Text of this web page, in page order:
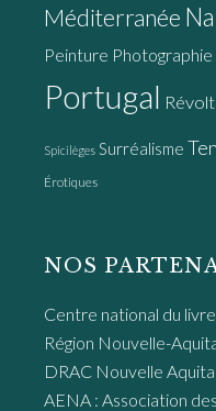
Méditerranée
Peinture Photographie
Portugal
Spicilèges Surréalisme
Érotiques
NOS
Centre national du livre
Région Nouvelle-
DRAC Nouvelle
AENA : Association